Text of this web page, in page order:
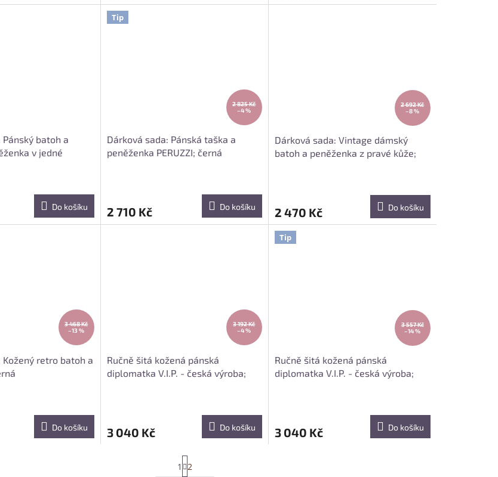
batoh a
v jedné
Do košíku
Tip
2 825 Kč
–4 %
Dárková sada: Pánská taška a
peněženka PERUZZI; černá
2 710 Kč Do košíku
2 692 Kč
–8 %
Dárková sada: Vintage dámský
batoh a peněženka z pravé kůže;
2 470 Kč Do košíku
3 468 Kč
–13 %
Kožený retro batoh a
Do košíku
3 192 Kč
–4 %
Ručně šitá kožená pánská
diplomatka V.I.P. - česká výroba;
3 040 Kč Do košíku
Tip
3 557 Kč
–14 %
Ručně šitá kožená pánská
diplomatka V.I.P. - česká výroba;
3 040 Kč Do košíku
t
1 2